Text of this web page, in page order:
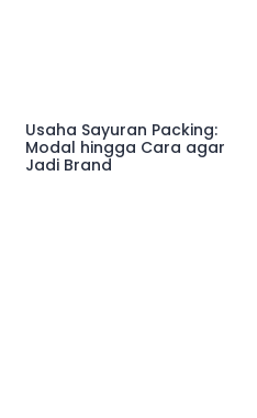
Usaha Sayuran Packing:
Modal hingga Cara agar
Jadi Brand